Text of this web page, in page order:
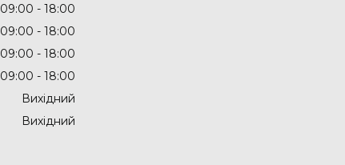
09:00
18:00
09:00
18:00
09:00
18:00
09:00
18:00
Вихідний
Вихідний